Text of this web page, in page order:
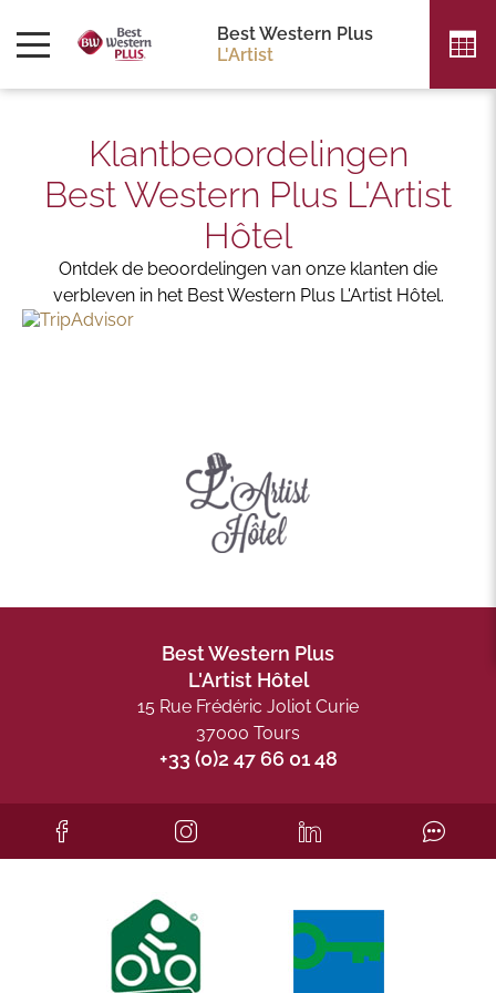
Best Western Plus
L'Artist
Elke verblijf is winstgevend in meer dan 4.100 hotels
uw eerste verblijf.
IK SCHRIJF ME IN IK LOG IN
RUILEN
Klantbeoordelingen
Best Western Plus L'Artist
Hôtel
Ontdek de beoordelingen van onze klanten die
verbleven in het Best Western Plus L'Artist Hôtel.
Best Western Plus
L'Artist Hôtel
15 Rue Frédéric Joliot Curie
37000 Tours
+33 (0)2 47 66 01 48